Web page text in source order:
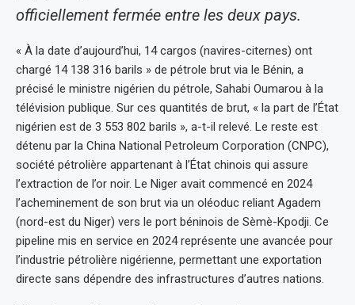
officiellement fermée entre les deux pays.
« À la date d’aujourd’hui, 14 cargos (navires-citernes) ont
chargé 14 138 316 barils » de pétrole brut via le Bénin, a
précisé le ministre nigérien du pétrole, Sahabi Oumarou à la
télévision publique. Sur ces quantités de brut, « la part de l’État
nigérien est de 3 553 802 barils », a-t-il relevé. Le reste est
détenu par la China National Petroleum Corporation (CNPC),
société pétrolière appartenant à l’État chinois qui assure
l’extraction de l’or noir. Le Niger avait commencé en 2024
l’acheminement de son brut via un oléoduc reliant Agadem
(nord-est du Niger) vers le port béninois de Sèmè-Kpodji. Ce
pipeline mis en service en 2024 représente une avancée pour
l’industrie pétrolière nigérienne, permettant une exportation
directe sans dépendre des infrastructures d’autres nations.